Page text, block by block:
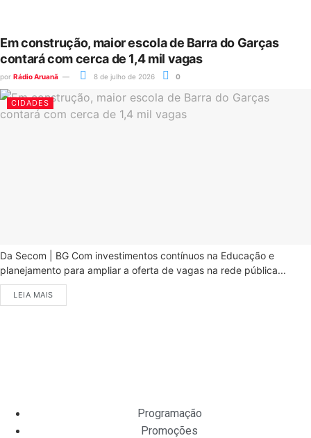
Em construção, maior escola de Barra do Garças
contará com cerca de 1,4 mil vagas
por Rádio Aruanã 8 de julho de 2026 0
CIDADES
Da Secom | BG Com investimentos contínuos na Educação e
planejamento para ampliar a oferta de vagas na rede pública...
LEIA MAIS
Programação
Promoções